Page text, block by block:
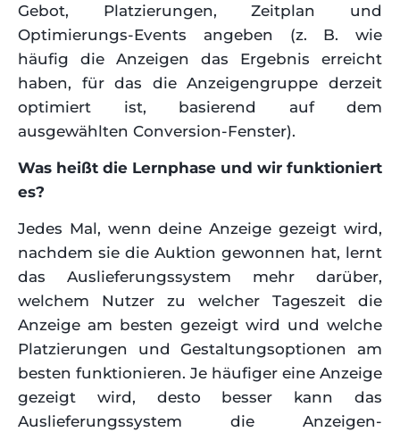
Gebot, Platzierungen, Zeitplan und
Optimierungs-Events angeben (z. B. wie
häufig die Anzeigen das Ergebnis erreicht
haben, für das die Anzeigengruppe derzeit
optimiert ist, basierend auf dem
ausgewählten Conversion-Fenster).
Was heißt die Lernphase und wir funktioniert
es?
Jedes Mal, wenn deine Anzeige gezeigt wird,
nachdem sie die Auktion gewonnen hat, lernt
das Auslieferungssystem mehr darüber,
welchem Nutzer zu welcher Tageszeit die
Anzeige am besten gezeigt wird und welche
Platzierungen und Gestaltungsoptionen am
besten funktionieren. Je häufiger eine Anzeige
gezeigt wird, desto besser kann das
Auslieferungssystem die Anzeigen-